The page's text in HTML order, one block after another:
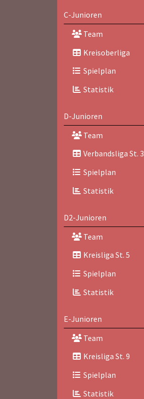
C-Junioren
Team
Kreisoberliga
Spielplan
Statistik
D-Junioren
Team
Verbandsliga St. 3
Spielplan
Statistik
D2-Junioren
Team
Kreisliga St. 5
Spielplan
Statistik
E-Junioren
Team
Kreisliga St. 9
Spielplan
Statistik